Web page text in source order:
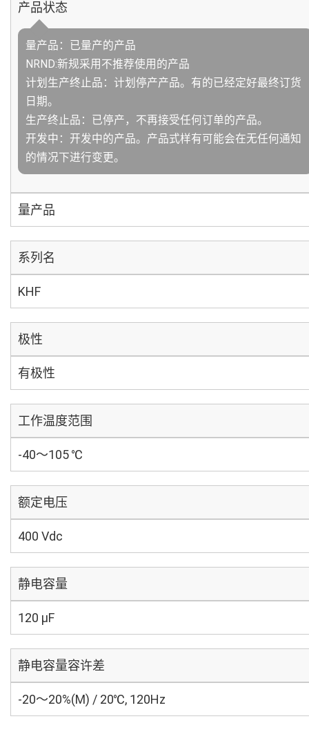
产品状态
量产品：已量产的产品
NRND:新规采用不推荐使用的产品
计划生产终止品：计划停产产品。有的已经定好最终订货
日期。
生产终止品：已停产，不再接受任何订单的产品。
开发中：开发中的产品。产品式样有可能会在无任何通知
的情况下进行变更。
量产品
系列名
KHF
极性
有极性
工作温度范围
-40～105 ℃
额定电压
400 Vdc
静电容量
120 µF
静电容量容许差
-20～20%(M) / 20℃, 120Hz